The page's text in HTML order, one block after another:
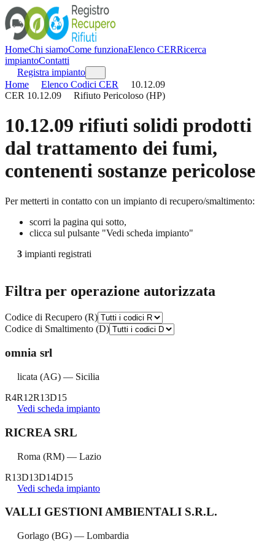
HomeChi siamoCome funzionaElenco CERRicerca
impiantoContatti
Registra impianto
Home
Elenco Codici CER
10.12.09
CER 10.12.09 Rifiuto Pericoloso (HP)
10.12.09 rifiuti solidi prodotti
dal trattamento dei fumi,
contenenti sostanze pericolose
Per metterti in contatto con un impianto di recupero/smaltimento:
scorri la pagina qui sotto,
clicca sul pulsante "Vedi scheda impianto"
3 impianti registrati
Filtra per operazione autorizzata
Codice di Recupero (R)
Codice di Smaltimento (D)
omnia srl
licata (AG) — Sicilia
R4R12R13D15
Vedi scheda impianto
RICREA SRL
Roma (RM) — Lazio
R13D13D14D15
Vedi scheda impianto
VALLI GESTIONI AMBIENTALI S.R.L.
Gorlago (BG) — Lombardia